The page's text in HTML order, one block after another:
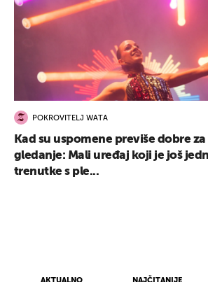
AKTUALNO NAJČITANIJE
POKROVITELJ WATA
Kad su uspomene previše dobre
gledanje: Mali uređaj koji je još
trenutke s ple...